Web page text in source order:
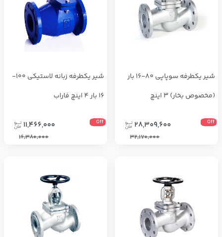
شیر یکطرفه سوپاپی 80-16 بار
(مخصوص بخار) 3 اینچ
Off
28,309,600
32,170,000
شیر یکطرفه زبانه لاستیکی 100-
16 بار 4 اینچ فاراب
Off
11,466,000
16,380,000